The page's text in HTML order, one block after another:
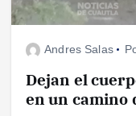
Andres Salas
Dejan el
en un camino